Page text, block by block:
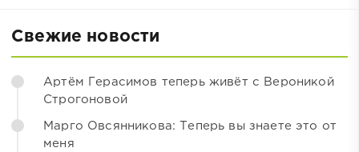
Свежие новости
Артём Герасимов теперь живёт с Вероникой
Строгоновой
Марго Овсянникова: Теперь вы знаете это от
меня